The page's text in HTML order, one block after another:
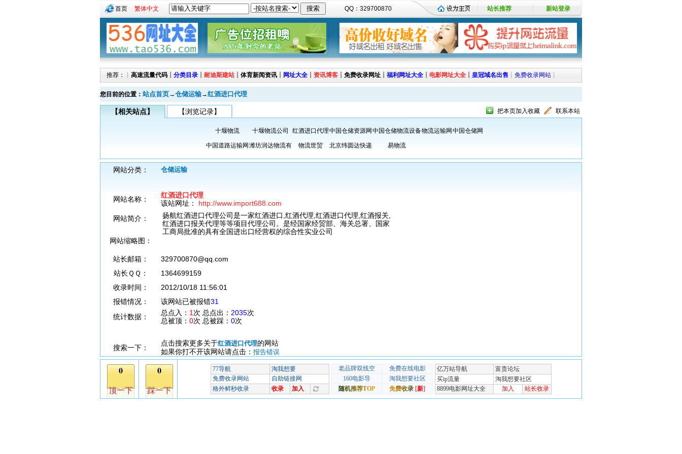
首页 繁体中文 QQ：329700870 站长推荐 新站登录
推荐：┊ 高速流量代码 ┊ 分类目录 ┊ 耐迪斯建站 ┊ 体育新闻资讯 ┊ 网址大全 ┊ 资讯博客 ┊ 免费收录网址 ┊ 福利网址大全 ┊ 电影网址大全 ┊ 皇冠域名出售 ┊ 免费收录网站 ┊
您目前的位置： 站点首页→仓储运输→红酒进口代理
【相关站点】 【浏览记录】 把本页加入收藏 联系本站
十堰物流 十堰物流公司 红酒进口代理中国仓储资源网 中国仓储物流设备物流运输网 中国仓储网
中国道路运输网 潍坊润达物流有 物流世贸 北京纬圆达快递 易物流
网站分类： 仓储运输
网站名称：
红酒进口代理
该站网址： http://www.import688.com
网站简介：
扬航红酒进口代理公司是一家红酒进口,红酒代理,红酒进口代理,红酒报关,
红酒进口报关代理等等项目代理公司。是经国家经贸部、海关总署、国家
工商局批准的具有全国进出口经营权的综合性实业公司
网站缩略图：
站长邮箱：
329700870@qq.com
站长ＱＱ：
1364699159
收录时间：
2012/10/18 11:56:01
报错情况：
该网站已被报错31
统计数据：
总点入： 1 次 总点出： 2035次
总被顶： 0次 总被踩： 0次
搜索一下：
点击搜索更多关于红酒进口代理的网站
如果你打不开该网站请点击： 报告错误